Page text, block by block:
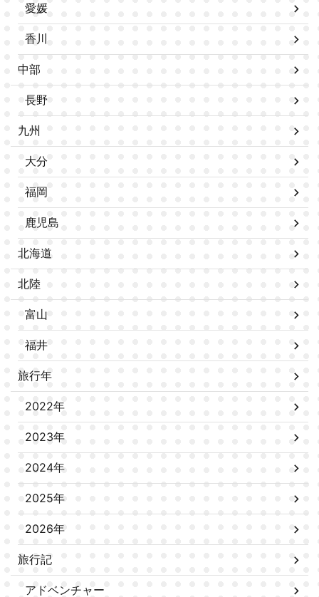
愛媛
香川
中部
長野
九州
大分
福岡
鹿児島
北海道
北陸
富山
福井
旅行年
2022年
2023年
2024年
2025年
2026年
旅行記
アドベンチャー